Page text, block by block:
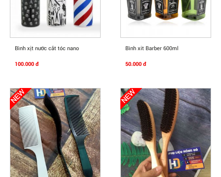
Mua Ngay
Bình xịt nước cắt tóc nano
100.000 đ
Mua Ngay
Bình xit Barber 600ml
50.000 đ